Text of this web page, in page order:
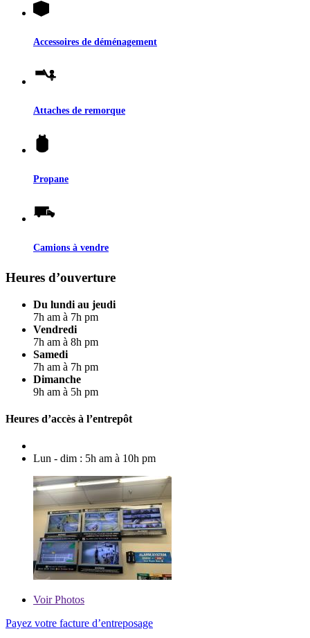
Accessoires de déménagement
Attaches de remorque
Propane
Camions à vendre
Heures d’ouverture
Du lundi au jeudi
7h am à 7h pm
Vendredi
7h am à 8h pm
Samedi
7h am à 7h pm
Dimanche
9h am à 5h pm
Heures d’accès à l’entrepôt
Lun - dim : 5h am à 10h pm
VoirPhotos
Payez votre facture d’entreposage